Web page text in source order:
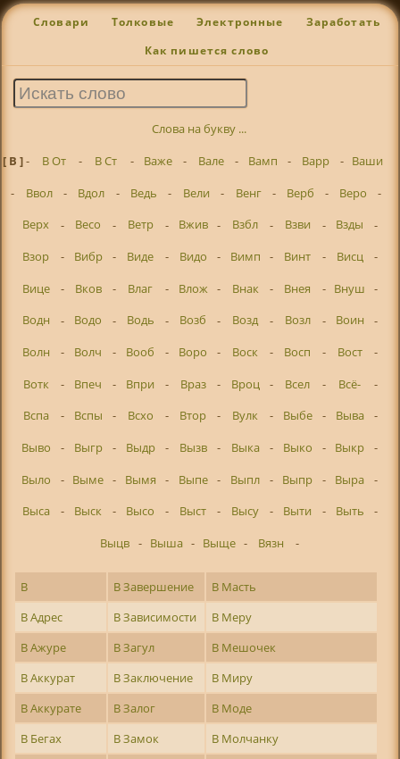
Словари Толковые Электронные Заработать
Как пишется слово
Слова на букву ...
[ В ]- В От - В Ст - Важе - Вале - Вамп - Варр - Ваши
-
Ввол - Вдол - Ведь - Вели - Венг - Верб - Веро
-
Верх
- Весо - Ветр - Вжив - Взбл - Взви - Взды
-
Взор
- Вибр - Виде - Видо - Вимп - Винт - Висц
-
Вице
- Вков - Влаг - Влож - Внак - Внея - Внуш
-
Водн
- Водо - Водь - Возб - Возд - Возл - Воин
-
Волн
- Волч - Вооб - Воро - Воск - Восп - Вост
-
Вотк
- Впеч - Впри - Враз - Вроц - Всел - Всё-
-
Вспа
- Вспы - Всхо - Втор - Вулк - Выбе - Выва
-
Выво
- Выгр - Выдр - Вызв - Выка - Выко - Выкр
-
Выло
- Выме - Вымя - Выпе - Выпл - Выпр - Выра
-
Выса
- Выск - Высо - Выст - Высу - Выти - Выть
-
Выцв - Выша - Выще - Вязн -
В В Завершение
В Масть
В Адрес
В Зависимости
В Меру
В Ажуре
В Загул
В Мешочек
В Аккурат
В Заключение
В Миру
В Аккурате
В Залог
В Моде
В Бегах
В Замок
В Молчанку